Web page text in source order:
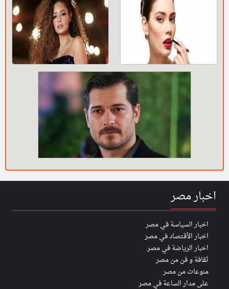
اخبار مصر
اخبار السياسة في مصر
اخبار الأقتصاد في مصر
اخبار الرياضة في مصر
ثقافة و فن من مصر
منوعات من مصر
على مدار الساعة في مصر